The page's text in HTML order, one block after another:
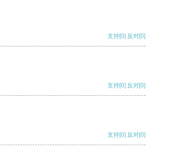
支持[0] 反对[0]
支持[0] 反对[0]
支持[0] 反对[0]